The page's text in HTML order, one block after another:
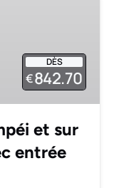
DÈS
€842.70
et sur
entrée